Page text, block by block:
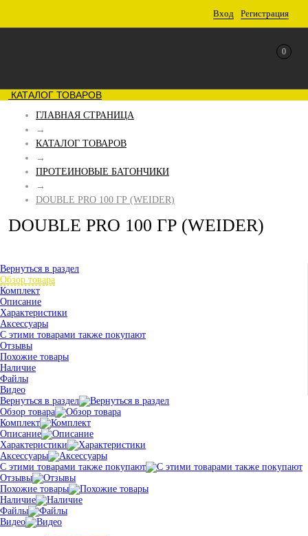
Вход Регистрация
0
КАТАЛОГ ТОВАРОВ
ГЛАВНАЯ СТРАНИЦА
→
КАТАЛОГ ТОВАРОВ
→
ПРОТЕИНОВЫЕ БАТОНЧИКИ
→
DOUBLE PRO 100 ГР (WEIDER)
DOUBLE PRO 100 ГР (WEIDER)
Вернуться в раздел
Обзор товара
Комплект
Описание
Характеристики
Аксессуары
С этими товарами также покупают
Отзывы
Похожие товары
Наличие
Файлы
Видео
Вернуться в раздел
Обзор товара
Комплект
Описание
Характеристики
Аксессуары
С этими товарами также покупают
Отзывы
Похожие товары
Наличие
Файлы
Видео